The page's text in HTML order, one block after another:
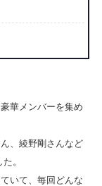
華メンバーを集め
、綾野剛さんなど
。
いて、毎回どんな